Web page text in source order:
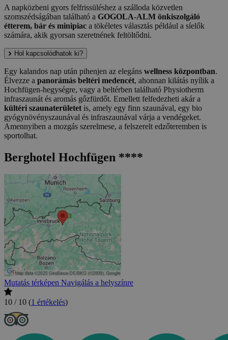
A napközbeni gyors felfrissüléshez a szálloda közvetlen
szomszédságában található a GOGOLA-ALM önkiszolgáló
étterem, bár és minipiac a tökéletes választás például a síelők
számára, akik gyorsan szeretnének feltöltődni.
Hol kapcsolódhatok ki?
Egy kalandos nap után pihenjen az elegáns wellness központban.
Élvezze a panorámás beltéri medencét, ahonnan kilátás nyílik a
Hochfügen-hegységre, vagy a beltérben található Physiotherm
infraszaunát és aromás gőzfürdőt. Emellett felfedezheti akár a
kültéri szaunaterületet is, amely egy finn szaunával, egy bio
gyógynövényszaunával és infraszaunával várja a vendégeket.
Amennyiben a mozgás szerelmese, a felszerelt edzőteremben is
sportolhat.
Berghotel Hochfügen ****
Mutatás térképen Navigálás a helyszínre
10 / 10 (1 értékelés)